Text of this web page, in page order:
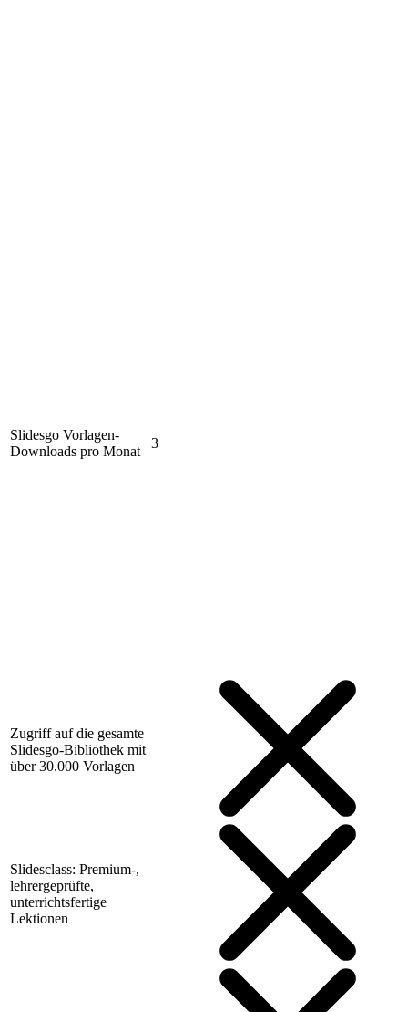
Slidesgo Vorlagen-
Downloads pro Monat
3
Zugriff auf die gesamte
Slidesgo-Bibliothek mit
über 30.000 Vorlagen
Slidesclass: Premium-,
lehrergeprüfte,
unterrichtsfertige
Lektionen